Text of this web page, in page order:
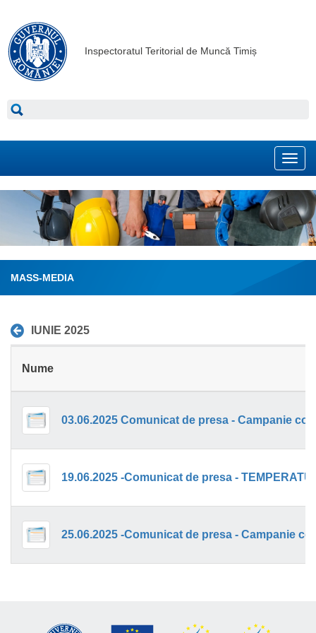
Inspectoratul Teritorial de Muncă Timiș
MASS-MEDIA
IUNIE 2025
Nume
25.06.2025 -Comunicat de presa - Campanie